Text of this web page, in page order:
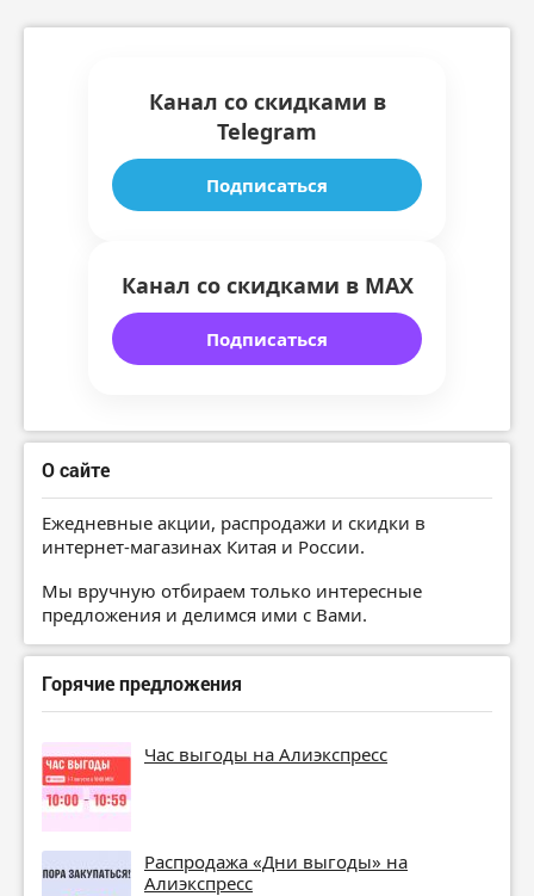
Канал со скидками в
Telegram
Подписаться
Канал со скидками в MAX
Подписаться
О сайте
Ежедневные акции, распродажи и скидки в
интернет-магазинах Китая и России.
Мы вручную отбираем только интересные
предложения и делимся ими с Вами.
Горячие предложения
Час выгоды на Алиэкспресс
Распродажа «Дни выгоды» на
Алиэкспресс